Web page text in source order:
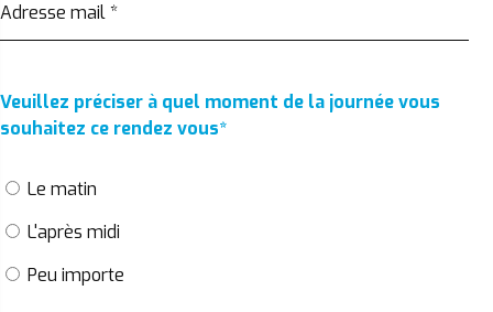
Adresse mail*
Veuillez préciser à quel moment de la journée vous
souhaitez ce rendez vous*
Le matin
L'après midi
Peu importe